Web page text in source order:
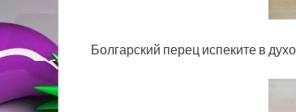
Болгарский перец испеките в